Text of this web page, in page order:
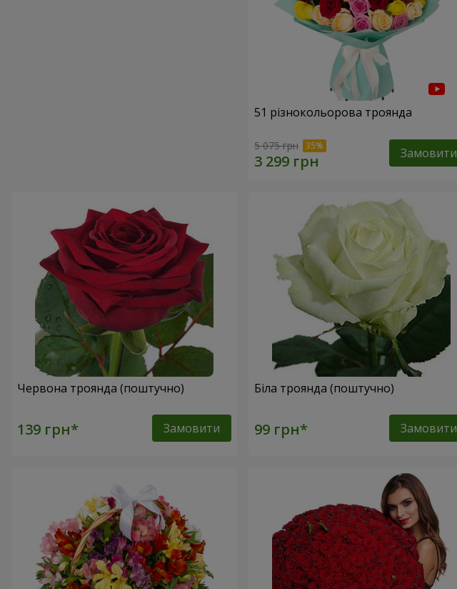
51 різнокольорова троянда
5 075 грн Замовити
Червона троянда (поштучно)
Замовити
Біла троянда (поштучно)
Замовити